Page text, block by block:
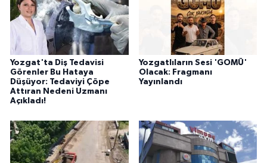
Yozgat'ta Diş Tedavisi
Görenler Bu Hataya
Düşüyor: Tedaviyi Çöpe
Attıran Nedeni Uzmanı
Açıkladı!
Yozgatlıların Sesi 'GOMÜ'
Olacak: Fragmanı
Yayınlandı